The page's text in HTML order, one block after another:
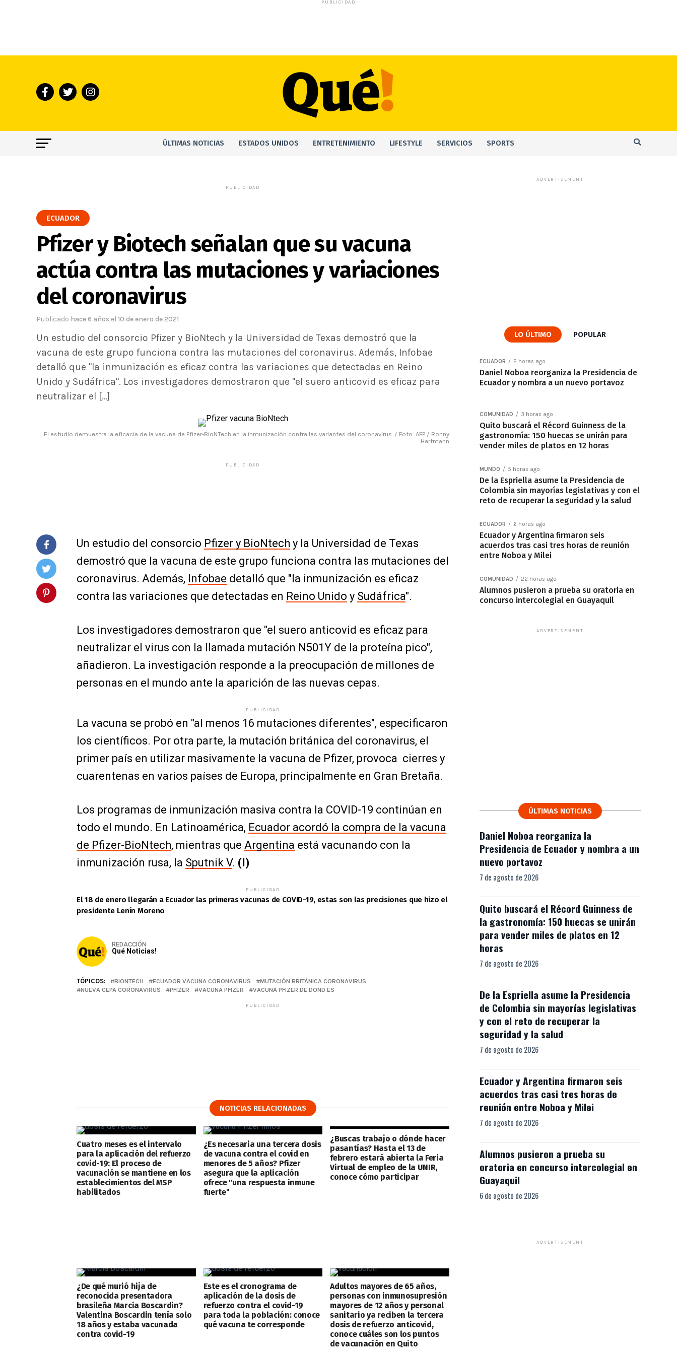
PUBLICIDAD
ÚLTIMAS NOTICIAS ESTADOS UNIDOS ENTRETENIMIENTO LIFESTYLE SERVICIOS SPORTS
PUBLICIDAD
ECUADOR
Pfizer y Biotech señalan que su vacuna
actúa contra las mutaciones y variaciones
del coronavirus
Publicado hace 6 años el 10 de enero de 2021
Un estudio del consorcio Pfizer y BioNtech y la Universidad de Texas demostró que la
vacuna de este grupo funciona contra las mutaciones del coronavirus. Además, Infobae
detalló que "la inmunización es eficaz contra las variaciones que detectadas en Reino
Unido y Sudáfrica". Los investigadores demostraron que "el suero anticovid es eficaz para
neutralizar el […]
El estudio demuestra la eficacia de la vacuna de Pfizer-BioNTech en la inmunización contra las variantes del coronavirus. / Foto: AFP / Ronny
Hartmann
PUBLICIDAD
Un estudio del consorcio Pfizer y BioNtech y la Universidad de Texas
demostró que la vacuna de este grupo funciona contra las mutaciones del
coronavirus. Además, Infobae detalló que "la inmunización es eficaz
contra las variaciones que detectadas en Reino Unido y Sudáfrica".
Los investigadores demostraron que "el suero anticovid es eficaz para
neutralizar el virus con la llamada mutación N501Y de la proteína pico",
añadieron. La investigación responde a la preocupación de millones de
personas en el mundo ante la aparición de las nuevas cepas.
PUBLICIDAD
La vacuna se probó en "al menos 16 mutaciones diferentes", especificaron
los científicos. Por otra parte, la mutación británica del coronavirus, el
primer país en utilizar masivamente la vacuna de Pfizer, provoca cierres y
cuarentenas en varios países de Europa, principalmente en Gran Bretaña.
Los programas de inmunización masiva contra la COVID-19 continúan en
todo el mundo. En Latinoamérica, Ecuador acordó la compra de la vacuna
de Pfizer-BioNtech, mientras que Argentina está vacunando con la
inmunización rusa, la Sputnik V. (I)
PUBLICIDAD
El 18 de enero llegarán a Ecuador las primeras vacunas de COVID-19, estas son las precisiones que hizo el
presidente Lenín Moreno
REDACCIÓN
Qué Noticias!
TÓPICOS: BIONTECH ECUADOR VACUNA CORONAVIRUS
MUTACIÓN BRITÁNICA CORONAVIRUS
NUEVA CEPA CORONAVIRUS
PFIZER VACUNA PFIZER VACUNA PFIZER DE DOND ES
PUBLICIDAD
NOTICIAS RELACIONADAS
Cuatro meses es el intervalo
para la aplicación del refuerzo
covid-19: El proceso de
vacunación se mantiene en los
establecimientos del MSP
habilitados
¿Es necesaria una tercera dosis
de vacuna contra el covid en
menores de 5 años? Pfizer
asegura que la aplicación
ofrece "una respuesta inmune
fuerte"
¿Buscas trabajo o dónde hacer
pasantías? Hasta el 13 de
febrero estará abierta la Feria
Virtual de empleo de la UNIR,
conoce cómo participar
¿De qué murió hija de
reconocida presentadora
brasileña Marcia Boscardin?
Valentina Boscardin tenía solo
18 años y estaba vacunada
contra covid-19
Este es el cronograma de
aplicación de la dosis de
refuerzo contra el covid-19
para toda la población: conoce
qué vacuna te corresponde
Adultos mayores de 65 años,
personas con inmunosupresión
mayores de 12 años y personal
sanitario ya reciben la tercera
dosis de refuerzo anticovid,
conoce cuáles son los puntos
de vacunación en Quito
ADVERTISEMENT
LO ÚLTIMO POPULAR
ECUADOR 2 horas ago
Daniel Noboa reorganiza la Presidencia de
Ecuador y nombra a un nuevo portavoz
COMUNIDAD 3 horas ago
Quito buscará el Récord Guinness de la
gastronomía: 150 huecas se unirán para
vender miles de platos en 12 horas
MUNDO 5 horas ago
De la Espriella asume la Presidencia de
Colombia sin mayorías legislativas y con el
reto de recuperar la seguridad y la salud
ECUADOR 6 horas ago
Ecuador y Argentina firmaron seis
acuerdos tras casi tres horas de reunión
entre Noboa y Milei
COMUNIDAD 22 horas ago
Alumnos pusieron a prueba su oratoria en
concurso intercolegial en Guayaquil
ADVERTISEMENT
ÚLTIMAS NOTICIAS
Daniel Noboa reorganiza la
Presidencia de Ecuador y nombra a un
nuevo portavoz
7 de agosto de 2026
Quito buscará el Récord Guinness de
la gastronomía: 150 huecas se unirán
para vender miles de platos en 12
horas
7 de agosto de 2026
De la Espriella asume la Presidencia
de Colombia sin mayorías legislativas
y con el reto de recuperar la
seguridad y la salud
7 de agosto de 2026
Ecuador y Argentina firmaron seis
acuerdos tras casi tres horas de
reunión entre Noboa y Milei
7 de agosto de 2026
Alumnos pusieron a prueba su
oratoria en concurso intercolegial en
Guayaquil
6 de agosto de 2026
ADVERTISEMENT